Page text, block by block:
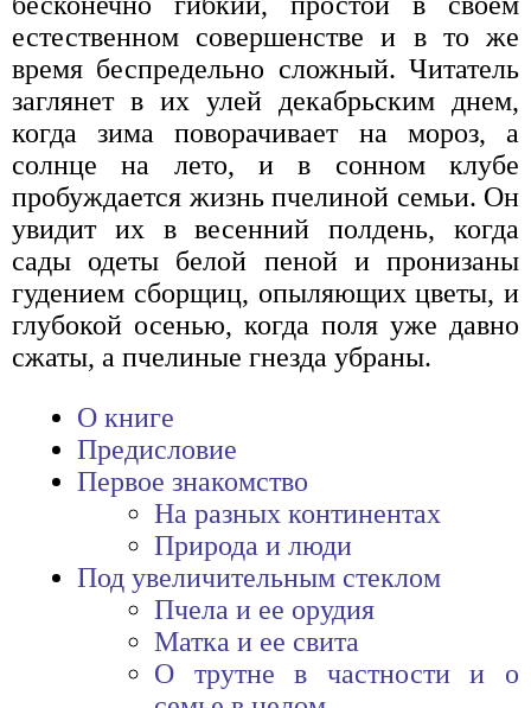
естественном совершенстве и в то же
время беспредельно сложный. Читатель
заглянет в их улей декабрьским днем,
когда зима поворачивает на мороз, а
солнце на лето, и в сонном клубе
пробуждается жизнь пчелиной семьи. Он
увидит их в весенний полдень, когда
сады одеты белой пеной и пронизаны
гудением сборщиц, опыляющих цветы, и
глубокой осенью, когда поля уже давно
сжаты, а пчелиные гнезда убраны.
О книге
Предисловие
Первое знакомство
На разных континентах
Природа и люди
Под увеличительным стеклом
Пчела и ее орудия
Матка и ее свита
О трутне в частности и о